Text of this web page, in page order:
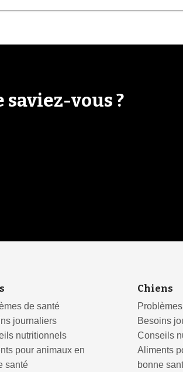
saviez-vous ?
de santé
journaliers
nutritionnels
pour animaux en
santé
Chiens
Besoins
Conseils
Aliments
bonne